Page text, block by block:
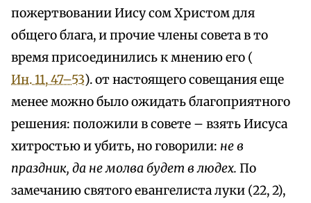
пожертвовании Иису сом Христом для
общего блага, и прочие члены совета в то
время присоединились к мнению его (
Ин. 11, 47–53). от настоящего совещания еще
менее можно было ожидать благоприятного
решения: положили в совете – взять Иисуса
хитростью и убить, но говорили: не в
праздник, да не молва будет в людех. По
замечанию святого евангелиста луки (22, 2),